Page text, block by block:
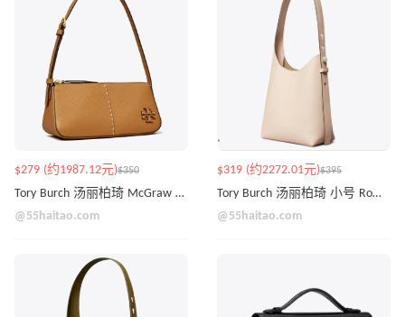
$279 (约1987.12元)$350
Tory Burch 汤丽柏琦 McGraw 单肩包
@55haitao.com
$319 (约2272.01元)$395
Tory Burch 汤丽柏琦 小号 Romy Hobo包
@55haitao.com